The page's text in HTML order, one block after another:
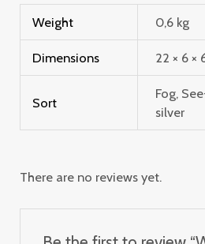
Weight 0,6 kg
Dimensions 22 × 6 ×
Sort
Fog,
silver
There are no reviews yet.